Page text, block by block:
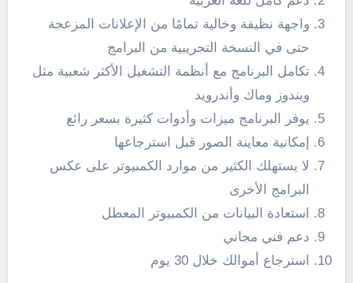
واجهة نظيفة وخالية تمامًا من الإعلانات المزعجة
حتى في النسخة التجريبية من البرامج
تكامل البرنامج مع أنظمة التشغيل الأكثر شعبية مثل
ويندوز وماك وأندرويد
يوفر البرنامج ميزات وأدوات كثيرة بسعر رائع
إمكانية معاينة الصور قبل استرجاعها
لا يستهلك الكثير من موارد الكمبيوتر على عكس
البرامج الأخرى
استعادة البيانات من الكمبيوتر المعطل
دعم فني مجاني
استرجاع أموالك خلال 30 يوم